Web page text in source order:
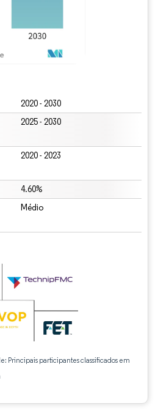
2020 - 2030
2025 - 2030
2020 - 2023
4.60%
Médio
Principais participantes classificados em